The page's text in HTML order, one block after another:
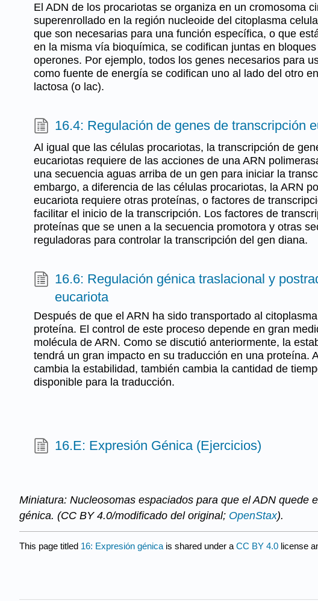
El ADN de los procariotas se organiza en un cromosoma
superenrollado en la región nucleoide del citoplasma
que son necesarias para una función específica, o que
en la misma vía bioquímica, se codifican juntas en
operones. Por ejemplo, todos los genes necesarios para
como fuente de energía se codifican uno al lado del otro
lactosa (o lac).
16.4: Regulación de genes de transcripción
Al igual que las células procariotas, la transcripción de
eucariotas requiere de las acciones de una ARN
una secuencia aguas arriba de un gen para iniciar la
embargo, a diferencia de las células procariotas, la ARN
eucariota requiere otras proteínas, o factores de
facilitar el inicio de la transcripción. Los factores de
proteínas que se unen a la secuencia promotora y otras
reguladoras para controlar la transcripción del gen diana.
16.6: Regulación génica traslacional y
eucariota
Después de que el ARN ha sido transportado al
proteína. El control de este proceso depende en gran
molécula de ARN. Como se discutió anteriormente, la
tendrá un gran impacto en su traducción en una proteína.
cambia la estabilidad, también cambia la cantidad de
disponible para la traducción.
16.E: Expresión Génica (Ejercicios)
Miniatura: Nucleosomas espaciados para que el ADN
génica. (CC BY 4.0/modificado del original; OpenStax).
This page titled 16: Expresión génica is shared under a CC BY 4.0 license